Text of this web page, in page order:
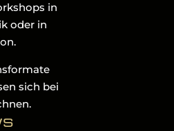
in
oder in
sich bei